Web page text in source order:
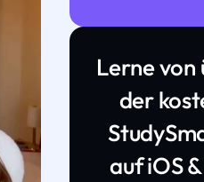
Lerne
der
auf iOS